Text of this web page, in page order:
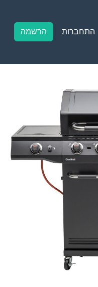
התחברות הרשמה